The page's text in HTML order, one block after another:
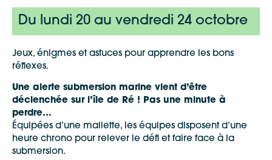
Du lundi 20 au vendredi 24 octobre
Jeux, énigmes et astuces pour apprendre les bons
réflexes.
Une alerte submersion marine vient d’être
déclenchée sur l’île de Ré ! Pas une minute à
perdre…
Équipées d’une mallette, les équipes disposent d’une
heure chrono pour relever le défi et faire face à la
submersion.